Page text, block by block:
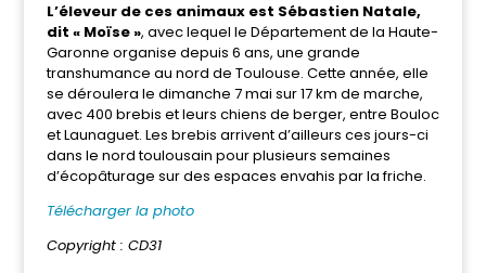
L’éleveur de ces animaux est Sébastien Natale,
dit « Moïse », avec lequel le Département de la Haute-
Garonne organise depuis 6 ans, une grande
transhumance au nord de Toulouse. Cette année, elle
se déroulera le dimanche 7 mai sur 17 km de marche,
avec 400 brebis et leurs chiens de berger, entre Bouloc
et Launaguet. Les brebis arrivent d’ailleurs ces jours-ci
dans le nord toulousain pour plusieurs semaines
d’écopâturage sur des espaces envahis par la friche.
Télécharger la photo
Copyright : CD31